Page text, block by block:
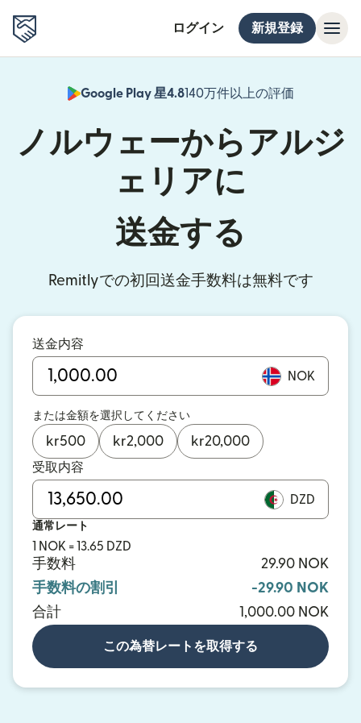
ログイン 新規登録
Google Play 星4.8140万件以上の評価
（別ウィン
ノルウェーからアルジ
ェリアに
送金する
Remitlyでの初回送金手数料は無料です
送金内容
NOK
または金額を選択してください
kr500 kr2,000 kr20,000
受取内容
DZD
通常レート
1 NOK = 13.65 DZD
手数料
29.90 NOK
手数料の割引
-29.90 NOK
合計
1,000.00 NOK
この為替レートを取得する